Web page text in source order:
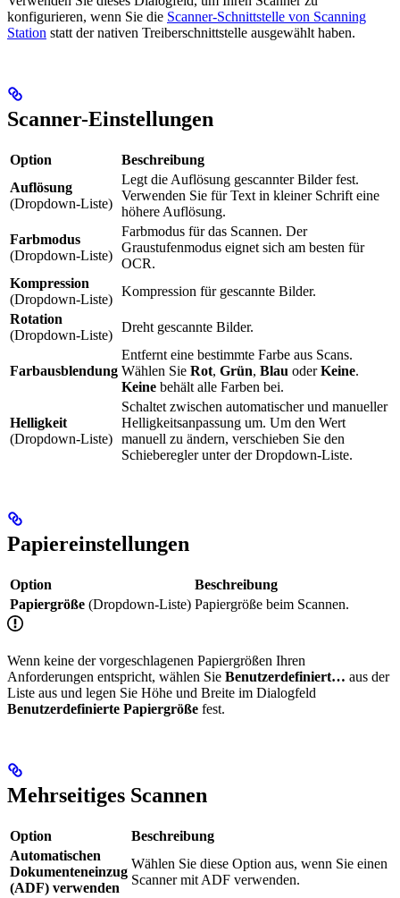
konfigurieren, wenn Sie die Scanner-Schnittstelle von Scanning
Station statt der nativen Treiberschnittstelle ausgewählt haben.
Scanner-Einstellungen
Option
Beschreibung
Auflösung
(Dropdown-Liste)
Legt die Auflösung gescannter Bilder fest.
Verwenden Sie für Text in kleiner Schrift eine
höhere Auflösung.
Farbmodus
(Dropdown-Liste)
Farbmodus für das Scannen. Der
Graustufenmodus eignet sich am besten für
OCR.
Kompression
(Dropdown-Liste)
Kompression für gescannte Bilder.
Rotation
(Dropdown-Liste)
Dreht gescannte Bilder.
Farbausblendung
Entfernt eine bestimmte Farbe aus Scans.
Wählen Sie Rot, Grün, Blau oderKeine.
Keine behält alle Farben bei.
Helligkeit
(Dropdown-Liste)
Schaltet zwischen automatischer und manueller
Helligkeitsanpassung um. Um den Wert
manuell zu ändern, verschieben Sie den
Schieberegler unter der Dropdown-Liste.
Papiereinstellungen
Option
Beschreibung
Papiergröße (Dropdown-Liste) Papiergröße beim Scannen.
Wenn keine der vorgeschlagenen Papiergrößen Ihren
Anforderungen entspricht, wählen Sie Benutzerdefiniert… aus der
Liste aus und legen Sie Höhe und Breite im Dialogfeld
Benutzerdefinierte Papiergröße fest.
Mehrseitiges Scannen
Option
Beschreibung
Automatischen
Dokumenteneinzug
(ADF) verwenden
Wählen Sie diese Option aus, wenn Sie einen
Scanner mit ADF verwenden.